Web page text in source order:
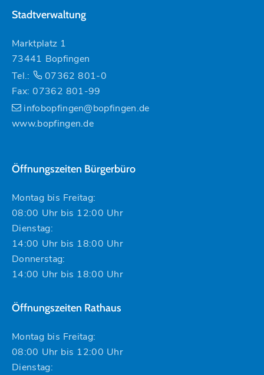
Stadtverwaltung
Marktplatz 1
73441 Bopfingen
Tel.:
07362 801-0
Fax: 07362 801-99
infobopfingen@bopfingen.de
www.bopfingen.de
Öffnungszeiten Bürgerbüro
Montag bis Freitag:
08:00 Uhr bis 12:00 Uhr
Dienstag:
14:00 Uhr bis 18:00 Uhr
Donnerstag:
14:00 Uhr bis 18:00 Uhr
Öffnungszeiten Rathaus
Montag bis Freitag:
08:00 Uhr bis 12:00 Uhr
Dienstag: